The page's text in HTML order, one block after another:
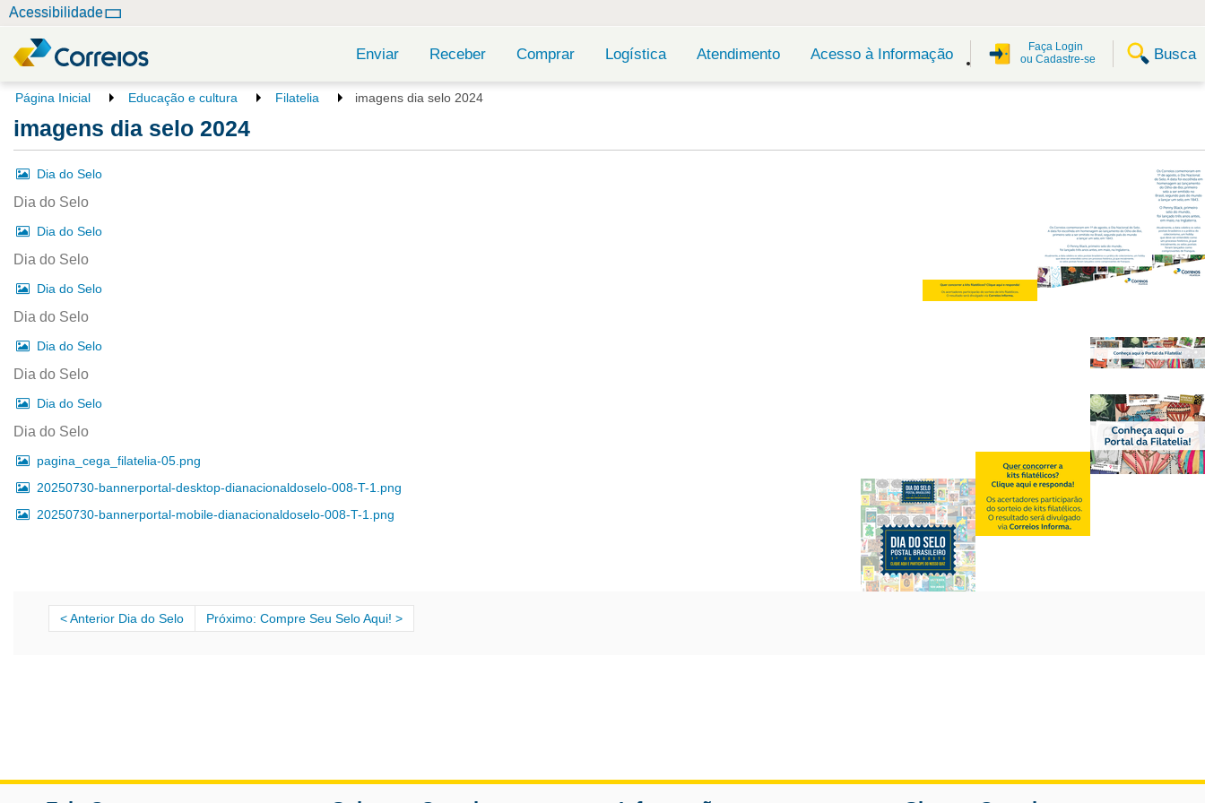
Acessibilidade
Enviar Receber Comprar Logística Atendimento Acesso à Informação
Faça Login
ou Cadastre-se
Busca
V
ê
e
t
a
q
:
Página Inicial Educação e cultura Filatelia imagens dia selo 2024
imagens dia selo 2024
Dia do Selo
Dia do Selo
Dia do Selo
Dia do Selo
Dia do Selo
Dia do Selo
Dia do Selo
Dia do Selo
Dia do Selo
Dia do Selo
pagina_cega_filatelia-05.png
20250730-bannerportal-desktop-dianacionaldoselo-008-T-1.png
20250730-bannerportal-mobile-dianacionaldoselo-008-T-1.png
Anterior Dia do Selo Próximo: Compre Seu Selo Aqui!